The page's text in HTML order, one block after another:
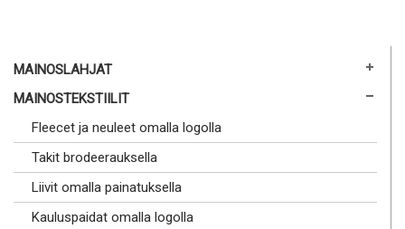
MAINOSLAHJAT
MAINOSTEKSTIILIT
Fleecet ja neuleet omalla logolla
Takit brodeerauksella
Liivit omalla painatuksella
Kauluspaidat omalla logolla